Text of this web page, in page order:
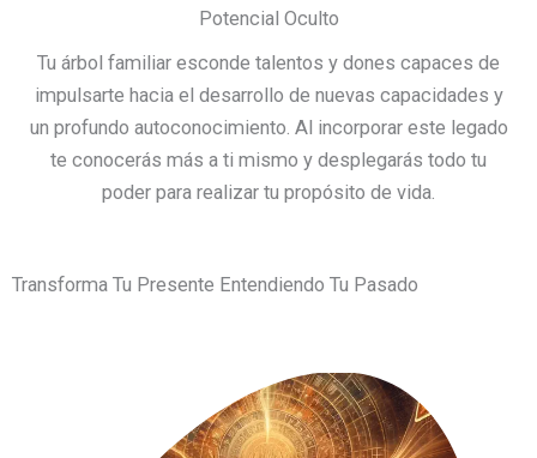
Potencial Oculto
Tu árbol familiar esconde talentos y dones capaces de
impulsarte hacia el desarrollo de nuevas capacidades y
un profundo autoconocimiento. Al incorporar este legado
te conocerás más a ti mismo y desplegarás todo tu
poder para realizar tu propósito de vida.
Transforma Tu Presente Entendiendo Tu Pasado